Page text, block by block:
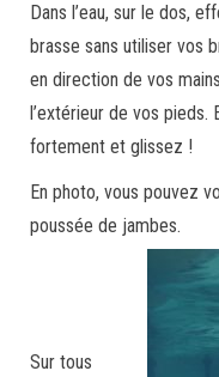
Dans l’eau, sur le dos,
brasse sans utiliser vos
en direction de vos
l’extérieur de vos
fortement et glissez !
En photo, vous pouvez
poussée de jambes.
Sur tous